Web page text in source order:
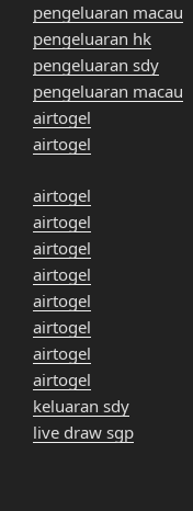
pengeluaran macau
pengeluaran hk
pengeluaran sdy
pengeluaran macau
airtogel
airtogel
airtogel
airtogel
airtogel
airtogel
airtogel
airtogel
airtogel
airtogel
keluaran sdy
live draw sgp